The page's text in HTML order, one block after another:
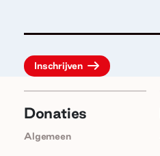
Donaties
Algemeen